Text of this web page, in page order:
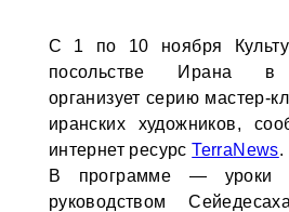
С 1 по 10 ноября
посольстве Ирана в
организует серию мастер-
иранских художников,
интернет ресурсTerraNews.
В программе — уроки
руководством